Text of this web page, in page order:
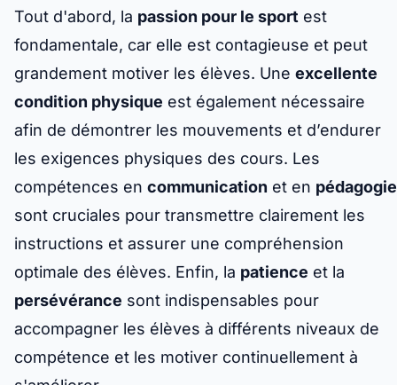
Tout d'abord, la passion pour le sport est
fondamentale, car elle est contagieuse et peut
grandement motiver les élèves. Une excellente
condition physique est également nécessaire
afin de démontrer les mouvements et d’endurer
les exigences physiques des cours. Les
compétences en communication et en pédagogie
sont cruciales pour transmettre clairement les
instructions et assurer une compréhension
optimale des élèves. Enfin, la patience et la
persévérance sont indispensables pour
accompagner les élèves à différents niveaux de
compétence et les motiver continuellement à